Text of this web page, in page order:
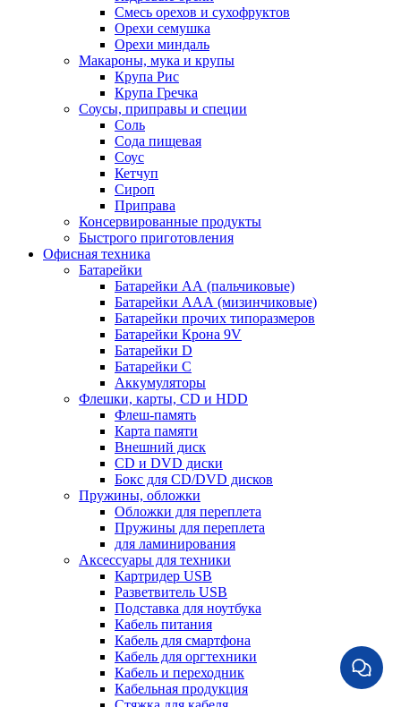
Смесь орехов и сухофруктов
Орехи семушка
Орехи миндаль
Макароны, мука и крупы
Крупа Рис
Крупа Гречка
Соусы, приправы и специи
Соль
Сода пищевая
Соус
Кетчуп
Сироп
Приправа
Консервированные продукты
Быстрого приготовления
Офисная техника
Батарейки
Батарейки АА (пальчиковые)
Батарейки ААА (мизинчиковые)
Батарейки прочих типоразмеров
Батарейки Крона 9V
Батарейки D
Батарейки С
Аккумуляторы
Флешки, карты, CD и HDD
Флеш-память
Карта памяти
Внешний диск
CD и DVD диски
Бокс для CD/DVD дисков
Пружины, обложки
Обложки для переплета
Пружины для переплета
для ламинирования
Аксессуары для техники
Картридер USB
Разветвитель USB
Подставка для ноутбука
Кабель питания
Кабель для смартфона
Кабель для оргтехники
Кабель и переходник
Кабельная продукция